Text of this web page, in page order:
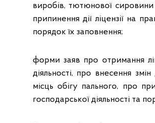
виробів, тютюнової
припинення дії ліцензії на
порядок їх заповнення;
форми заяв про отримання
діяльності, про внесення
місць обігу пального, про
господарської діяльності та